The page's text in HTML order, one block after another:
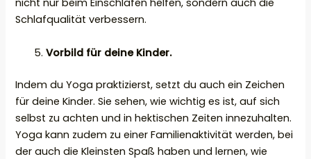
nicht nur beim Einschlafen helfen, sondern auch die
Schlafqualität verbessern.
Vorbild für deine Kinder.
Indem du Yoga praktizierst, setzt du auch ein Zeichen
für deine Kinder. Sie sehen, wie wichtig es ist, auf sich
selbst zu achten und in hektischen Zeiten innezuhalten.
Yoga kann zudem zu einer Familienaktivität werden, bei
der auch die Kleinsten Spaß haben und lernen, wie